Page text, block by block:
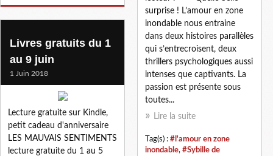
surprise ! L’amour en zone
inondable nous entraine
dans deux histoires parallèles
qui s’entrecroisent, deux
thrillers psychologiques aussi
intenses que captivants. La
passion est présente sous
toutes...
Lire la suite
Tag(s) : #l'amour en zone
inondable, #Sybille de
Livres gratuits du 1
au 9 juin
1 Juin 2018
Lecture gratuite sur Kindle,
petit cadeau d'anniversaire
LES MAUVAIS SENTIMENTS
lecture gratuite du 1 au 5